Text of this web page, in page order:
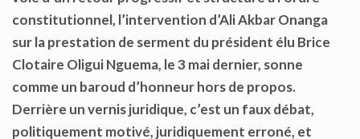
constitutionnel, l’intervention d’Ali Akbar Onanga
sur la prestation de serment du président élu Brice
Clotaire Oligui Nguema, le 3 mai dernier, sonne
comme un baroud d’honneur hors de propos.
Derrière un vernis juridique, c’est un faux débat,
politiquement motivé, juridiquement erroné, et